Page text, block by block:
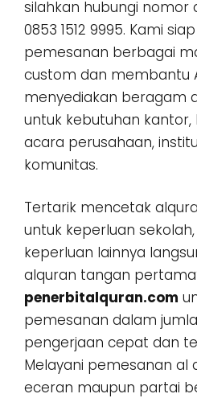
silahkan hubungi nomor
0853 1512 9995. Kami
pemesanan berbagai
custom dan membantu
menyediakan beragam
untuk kebutuhan kantor,
acara perusahaan,
komunitas.
Tertarik mencetak
untuk keperluan
keperluan lainnya
alquran tangan
penerbitalquran.com
pemesanan dalam
pengerjaan cepat dan
Melayani pemesanan al
eceran maupun partai